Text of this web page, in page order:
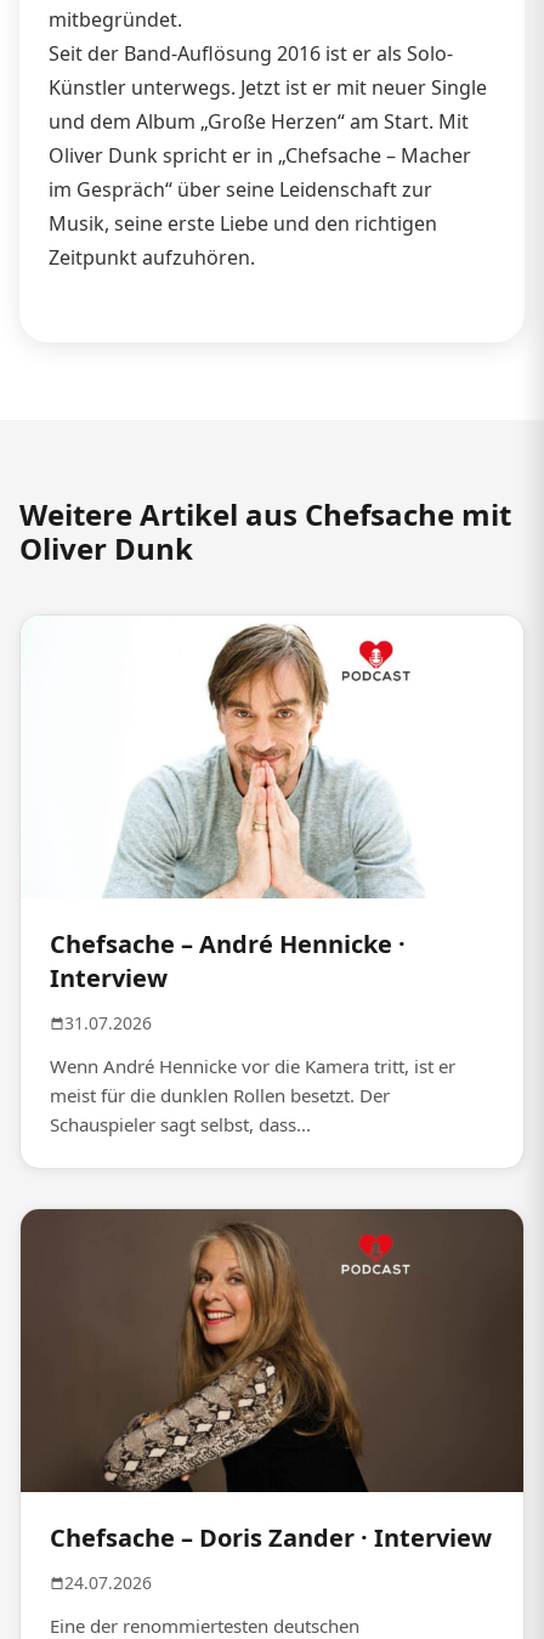
mitbegründet.
Seit der Band-Auflösung 2016 ist er als Solo-
Künstler unterwegs. Jetzt ist er mit neuer Single
und dem Album „Große Herzen“ am Start. Mit
Oliver Dunk spricht er in „Chefsache – Macher
im Gespräch“ über seine Leidenschaft zur
Musik, seine erste Liebe und den richtigen
Zeitpunkt aufzuhören.
Weitere Artikel aus Chefsache mit
Oliver Dunk
Chefsache – André Hennicke ·
Interview
31.07.2026
Wenn André Hennicke vor die Kamera tritt, ist er
meist für die dunklen Rollen besetzt. Der
Schauspieler sagt selbst, dass...
Chefsache – Doris Zander · Interview
24.07.2026
Eine der renommiertesten deutschen